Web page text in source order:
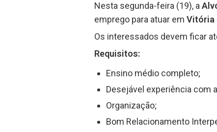
Nesta segunda-feira (19), a
emprego para atuar em Vitória
Os interessados devem ficar
Requisitos:
Ensino médio completo;
Desejável experiência com
Organização;
Bom Relacionamento